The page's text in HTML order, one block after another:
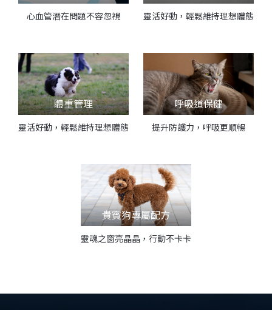
心血管潛在問題不容忽視 靈活好動，輕鬆維持理想體態
體重管理
靈活好動，輕鬆維持理想體態
呼吸道保健
提升防護力，呼吸更順暢
貴賓狗專屬配方
靈魂之窗亮晶晶，行動不卡卡